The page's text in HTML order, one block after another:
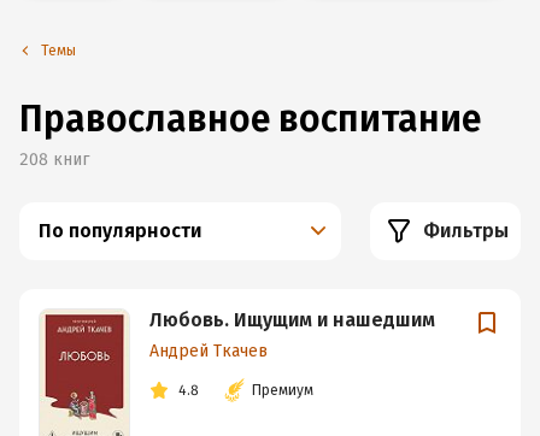
Темы
Православное воспитание
208 книг
По популярности Фильтры
Любовь. Ищущим и нашедшим
Андрей Ткачев
4.8 Премиум